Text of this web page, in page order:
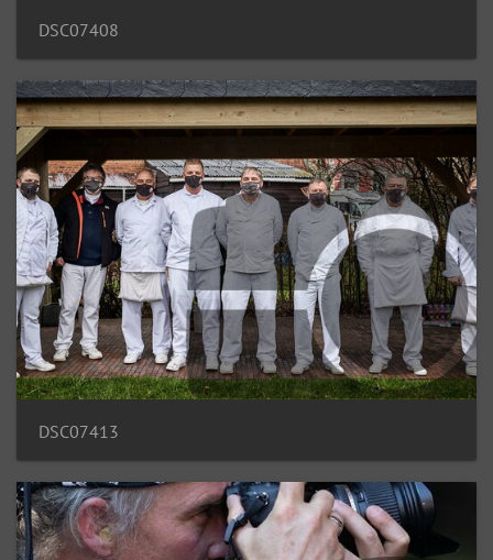
DSC07408
DSC07413